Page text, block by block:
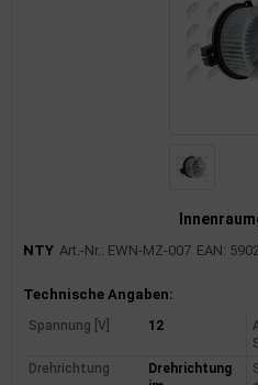
NTY Art.-Nr.: EWN-MZ-007 EAN:
Produktinformationen
Technische Angaben:
Spannung [V] 12
Drehrichtung
Drehrichtung